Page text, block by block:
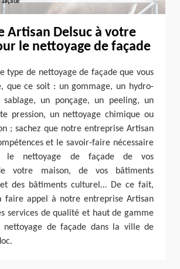
Artisan Delsuc à votre
le nettoyage de façade
type de nettoyage de façade que vous
que ce soit : un gommage, un hydro-
sablage, un ponçage, un peeling, un
pression, un nettoyage chimique ou
; sachez que notre entreprise Artisan
et le savoir-faire nécessaire
le nettoyage de façade de vos
votre maison, de vos bâtiments
des bâtiments culturel… De ce fait,
faire appel à notre entreprise Artisan
services de qualité et haut de gamme
nettoyage de façade dans la ville de